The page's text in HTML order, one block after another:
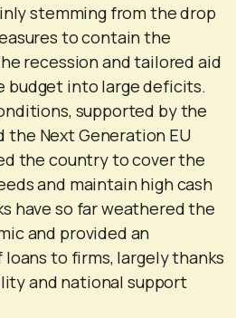
stemming from the drop
to contain the
recession and tailored aid
budget into large deficits.
supported by the
the Next Generation EU
the country to cover the
and maintain high cash
have so far weathered the
and provided an
to firms, largely thanks
and national support